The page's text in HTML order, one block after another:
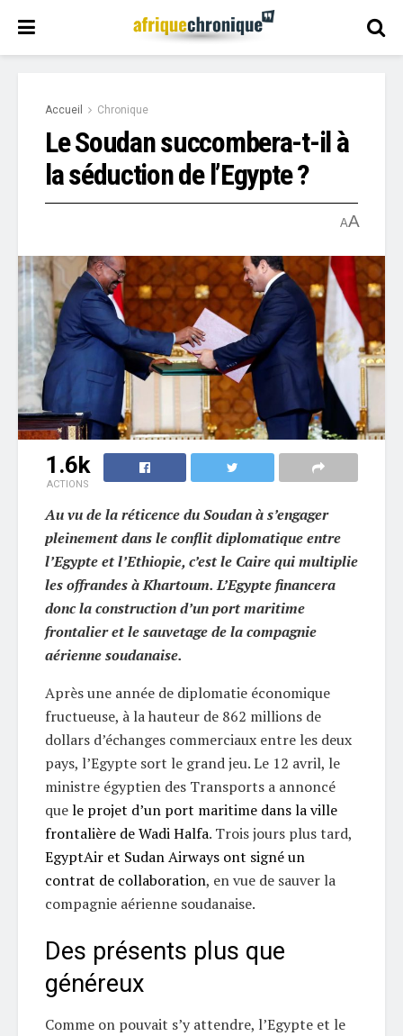
Accueil Chronique
Le Soudan succombera-t-il à
la séduction de l’Egypte ?
AA
1.6k
ACTIONS
Au vu de la réticence du Soudan à s’engager
pleinement dans le conflit diplomatique entre
l’Egypte et l’Ethiopie, c’est le Caire qui multiplie
les offrandes à Khartoum. L’Egypte financera
donc la construction d’un port maritime
frontalier et le sauvetage de la compagnie
aérienne soudanaise.
Après une année de diplomatie économique
fructueuse, à la hauteur de 862 millions de
dollars d’échanges commerciaux entre les deux
pays, l’Egypte sort le grand jeu. Le 12 avril, le
ministre égyptien des Transports a annoncé
quele projet d’un port maritime dans la ville
frontalière de Wadi Halfa. Trois jours plus tard,
EgyptAir et Sudan Airways ont signé un
contrat de collaboration, en vue de sauver la
compagnie aérienne soudanaise.
Des présents plus que
généreux
Comme on pouvait s’y attendre, l’Egypte et le